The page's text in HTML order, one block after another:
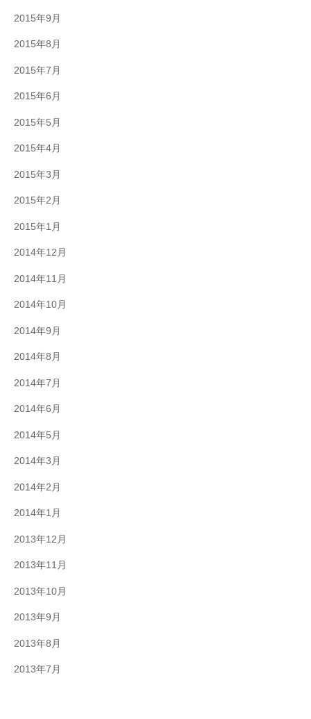
2015年9月
2015年8月
2015年7月
2015年6月
2015年5月
2015年4月
2015年3月
2015年2月
2015年1月
2014年12月
2014年11月
2014年10月
2014年9月
2014年8月
2014年7月
2014年6月
2014年5月
2014年3月
2014年2月
2014年1月
2013年12月
2013年11月
2013年10月
2013年9月
2013年8月
2013年7月